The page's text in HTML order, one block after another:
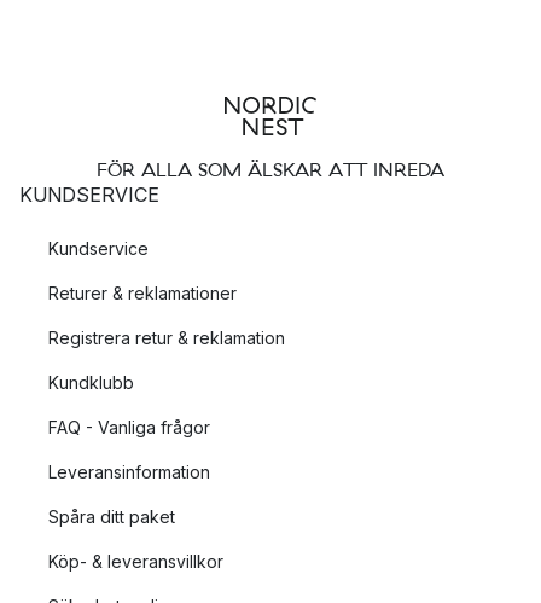
FÖR ALLA SOM ÄLSKAR ATT INREDA
KUNDSERVICE
Kundservice
Returer & reklamationer
Registrera retur & reklamation
Kundklubb
FAQ - Vanliga frågor
Leveransinformation
Spåra ditt paket
Köp- & leveransvillkor